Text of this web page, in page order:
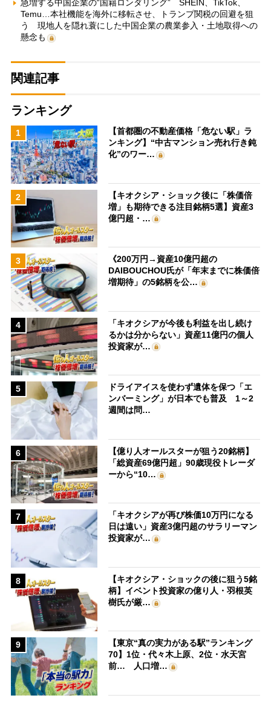
急増する中国企業の“国籍ロンダリング” SHEIN、TikTok、
Temu…本社機能を海外に移転させ、トランプ関税の回避を狙
う 現地人を隠れ蓑にした中国企業の農業参入・土地取得への
懸念も
関連記事
ランキング
1
【首都圏の不動産価格「危ない駅」ラ
ンキング】“中古マンション売れ行き鈍
化”のワー…
2
【キオクシア・ショック後に「株価倍
増」も期待できる注目銘柄5選】資産3
億円超・…
3
《200万円→資産10億円超の
DAIBOUCHOU氏が「年末までに株価倍
増期待」の5銘柄を公…
4
「キオクシアが今後も利益を出し続け
るかは分からない」資産11億円の個人
投資家が…
5
ドライアイスを使わず遺体を保つ「エ
ンバーミング」が日本でも普及 1～2
週間は問…
6
【億り人オールスターが狙う20銘柄】
「総資産69億円超」90歳現役トレーダ
ーから“10…
7
「キオクシアが再び株価10万円になる
日は遠い」資産3億円超のサラリーマン
投資家が…
8
【キオクシア・ショックの後に狙う5銘
柄】イベント投資家の億り人・羽根英
樹氏が厳…
9
【東京“真の実力がある駅”ランキング
70】1位・代々木上原、2位・水天宮
前… 人口増…